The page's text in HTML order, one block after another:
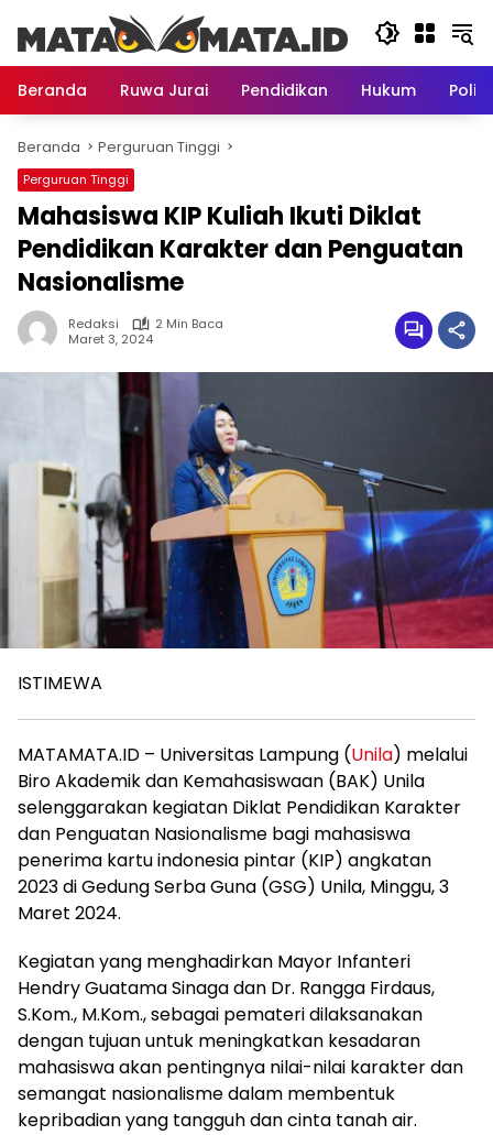
konten
Beranda
Ruwa Jurai Pendidikan Hukum
Beranda Perguruan Tinggi
Perguruan Tinggi
Mahasiswa KIP Kuliah Ikuti Diklat
Pendidikan Karakter dan Penguatan
Nasionalisme
Redaksi
2 Min Baca
Maret 3, 2024
ISTIMEWA
MATAMATA.ID – Universitas Lampung (Unila) melalui
Biro Akademik dan Kemahasiswaan (BAK) Unila
selenggarakan kegiatan Diklat Pendidikan Karakter
dan Penguatan Nasionalisme bagi mahasiswa
penerima kartu indonesia pintar (KIP) angkatan
2023 di Gedung Serba Guna (GSG) Unila, Minggu, 3
Maret 2024.
Kegiatan yang menghadirkan Mayor Infanteri
Hendry Guatama Sinaga dan Dr. Rangga Firdaus,
S.Kom., M.Kom., sebagai pemateri dilaksanakan
dengan tujuan untuk meningkatkan kesadaran
mahasiswa akan pentingnya nilai-nilai karakter dan
semangat nasionalisme dalam membentuk
kepribadian yang tangguh dan cinta tanah air.